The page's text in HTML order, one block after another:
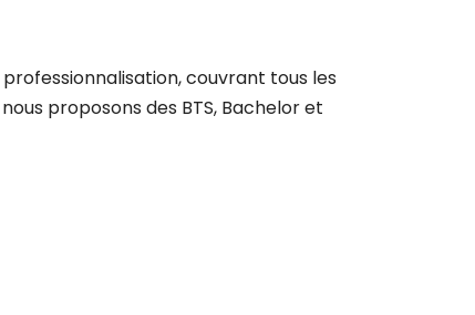
couvrant tous les
proposons des BTS, Bachelor et